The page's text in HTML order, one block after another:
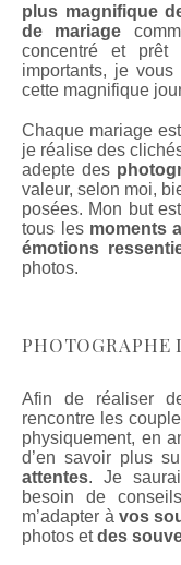
plus magnifique
de mariage
concentré et prêt
importants, je
cette magnifique
Chaque mariage
je réalise des
adepte des
valeur, selon moi,
posées. Mon but
tous les moments
émotions
photos.
PHOTOGRAPHE
Afin de réaliser
rencontre les
physiquement, en
d’en savoir plus
attentes. Je
besoin de
m’adapter à vos
photos etdes